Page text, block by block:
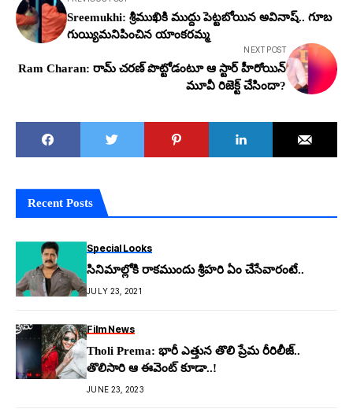
Sreemukhi: శ్రీముఖికి ముద్దు పెట్ట‌బోయిన అవినాష్‌.. గూబ
గుయ్యిమ‌నిపించిన యాంక‌ర‌మ్మ‌
NEXT POST
Ram Charan: రామ్ చ‌ర‌ణ్ పొట్టోడంటూ ఆ స్టార్ హీరోయిన్
మూవీ రిజెక్ట్ చేసిందా?
Recent Posts
Special Looks
సినిమాల్లోకి రాకముందు శ్రీహరి ఏం చేసేవారంటే..
JULY 23, 2021
Film News
Tholi Prema: భారీ ఎత్తున తొలి ప్రేమ రీరిలీజ్..
తొలిసారి ఆ ఈవెంట్ కూడా..!
JUNE 23, 2023